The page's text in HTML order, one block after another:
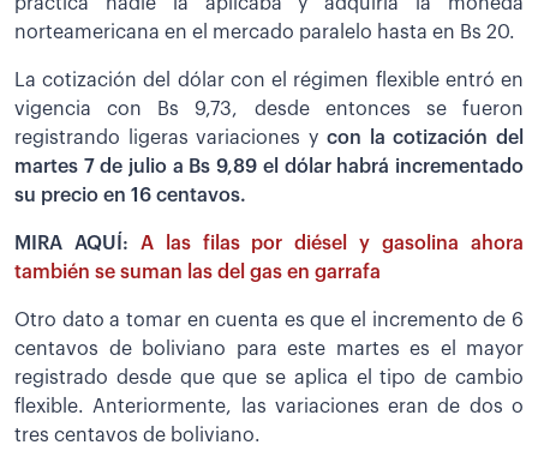
norteamericana en el mercado paralelo hasta en Bs 20.
La cotización del dólar con el régimen flexible entró en
vigencia con Bs 9,73, desde entonces se fueron
registrando ligeras variaciones y con la cotización del
martes 7 de julio a Bs 9,89 el dólar habrá incrementado
su precio en 16 centavos.
MIRA AQUÍ: A las filas por diésel y gasolina ahora
también se suman las del gas en garrafa
Otro dato a tomar en cuenta es que el incremento de 6
centavos de boliviano para este martes es el mayor
registrado desde que que se aplica el tipo de cambio
flexible. Anteriormente, las variaciones eran de dos o
tres centavos de boliviano.